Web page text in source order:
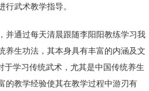
武术教学指导。
并通过每天清晨跟随李阳阳教练学习我
养生功法，其本身具有丰富的内涵及文
于学习传统武术，尤其是中国传统养生
的教学经验使其在教学过程中游刃有